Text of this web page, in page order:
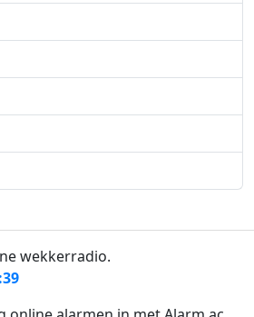
wekkerradio.